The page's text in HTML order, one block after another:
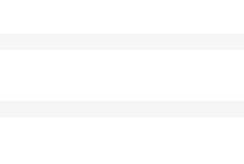
MIDI-In/Out-Port. Dadurch